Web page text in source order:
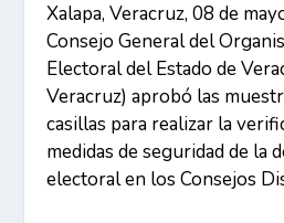
Xalapa, Veracruz, 08 de
Consejo General del
Electoral del Estado de
Veracruz) aprobó las
casillas para realizar la
medidas de seguridad de la
electoral en los Consejos